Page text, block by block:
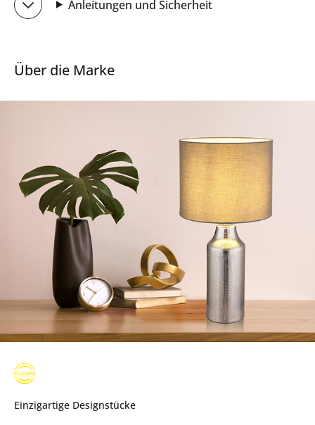
Anleitungen und Sicherheit
Über die Marke
Einzigartige Designstücke